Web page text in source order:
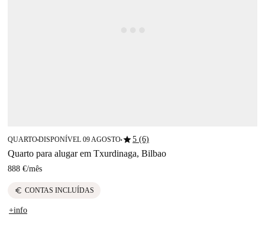
QUARTO■DISPONÍVEL 09 AGOSTO■star5 (6)
Quarto para alugar em Txurdinaga, Bilbao
888 €/mês
euro CONTAS INCLUÍDAS
+info